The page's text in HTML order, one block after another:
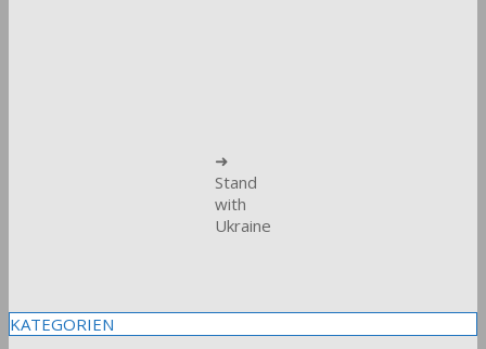
➜
Stand
with
Ukraine
KATEGORIEN